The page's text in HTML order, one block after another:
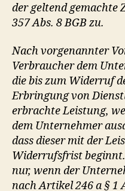
der geltend gemachte
357 Abs. 8 BGB zu.
Nach vorgenannter
Verbraucher dem
die bis zum Widerruf
Erbringung von
erbrachte Leistung,
dem Unternehmer
dass dieser mit der
Widerrufsfrist
nur, wenn der
nach Artikel 246 a § 1